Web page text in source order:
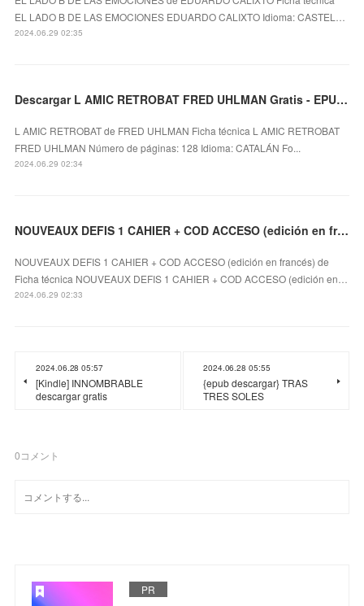
EL LADO B DE LAS EMOCIONES EDUARDO CALIXTO Idioma: CASTEL…
2024.06.29 02:35
Descargar L AMIC RETROBAT FRED UHLMAN Gratis - EPUB, PDF y MOBI
L AMIC RETROBAT de FRED UHLMAN Ficha técnica L AMIC RETROBAT
FRED UHLMAN Número de páginas: 128 Idioma: CATALÁN Fo...
2024.06.29 02:34
NOUVEAUX DEFIS 1 CAHIER + COD ACCESO (edición en francés) leer el libro pdf
NOUVEAUX DEFIS 1 CAHIER + COD ACCESO (edición en francés) de
Ficha técnica NOUVEAUX DEFIS 1 CAHIER + COD ACCESO (edición en…
2024.06.29 02:33
2024.06.28 05:57
[Kindle] INNOMBRABLE
descargar gratis
2024.06.28 05:55
{epub descargar} TRAS
TRES SOLES
0コメント
PR